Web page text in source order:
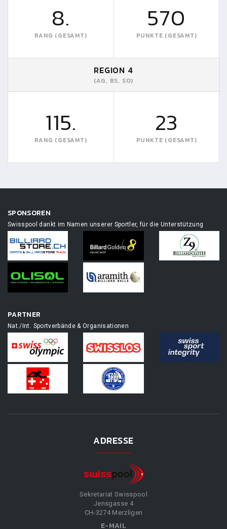
8.
RANG (GESAMT)
570
PUNKTE (GESAMT)
REGION 4
(AG, BS, SO)
115.
RANG (GESAMT)
23
PUNKTE (GESAMT)
SPONSOREN
Swisspool dankt im Namen unserer Sportler, für die Unterstützung
PARTNER
Nat./Int. Sportverbände & Organisationen
ADRESSE
Sekretariat Swisspool
Jensgasse 4
CH-3274 Merzligen
E-MAIL